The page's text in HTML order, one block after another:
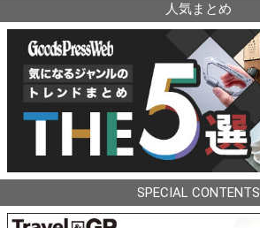
人気まとめ
SPECIAL CONTENTS